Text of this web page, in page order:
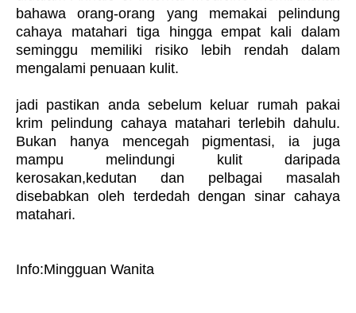
bahawa orang-orang yang memakai pelindung
cahaya matahari tiga hingga empat kali dalam
seminggu memiliki risiko lebih rendah dalam
mengalami penuaan kulit.
jadi pastikan anda sebelum keluar rumah pakai
krim pelindung cahaya matahari terlebih dahulu.
Bukan hanya mencegah pigmentasi, ia juga
mampu melindungi kulit daripada
kerosakan,kedutan dan pelbagai masalah
disebabkan oleh terdedah dengan sinar cahaya
matahari.
Info:Mingguan Wanita